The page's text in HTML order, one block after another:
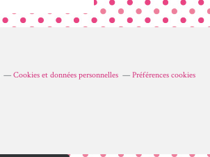
Cookies et données personnelles Préférences cookies